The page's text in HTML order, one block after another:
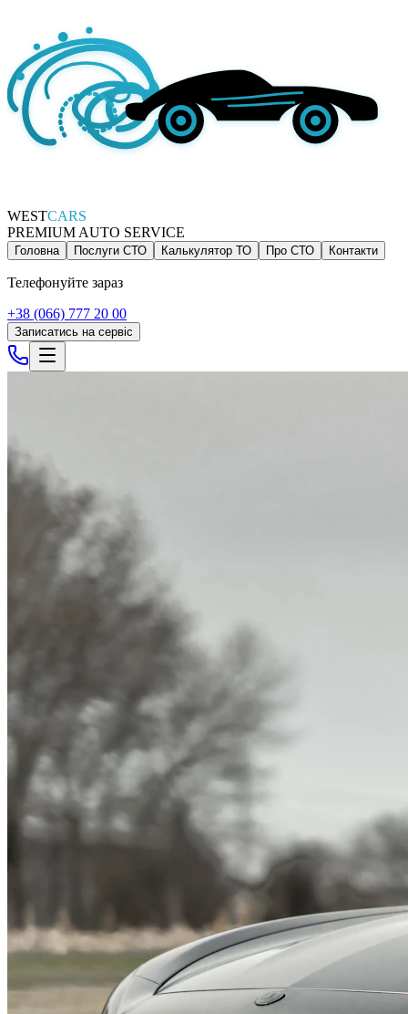
WESTCARS
PREMIUM AUTO SERVICE
Головна Послуги СТО Калькулятор ТО Про СТО Контакти
Телефонуйте зараз
+38 (066) 777 20 00
Записатись на сервіс